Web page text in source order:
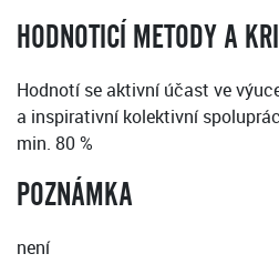
HODNOTICÍ METODY A
Hodnotí se aktivní účast ve
a inspirativní kolektivní
min. 80 %
POZNÁMKA
není